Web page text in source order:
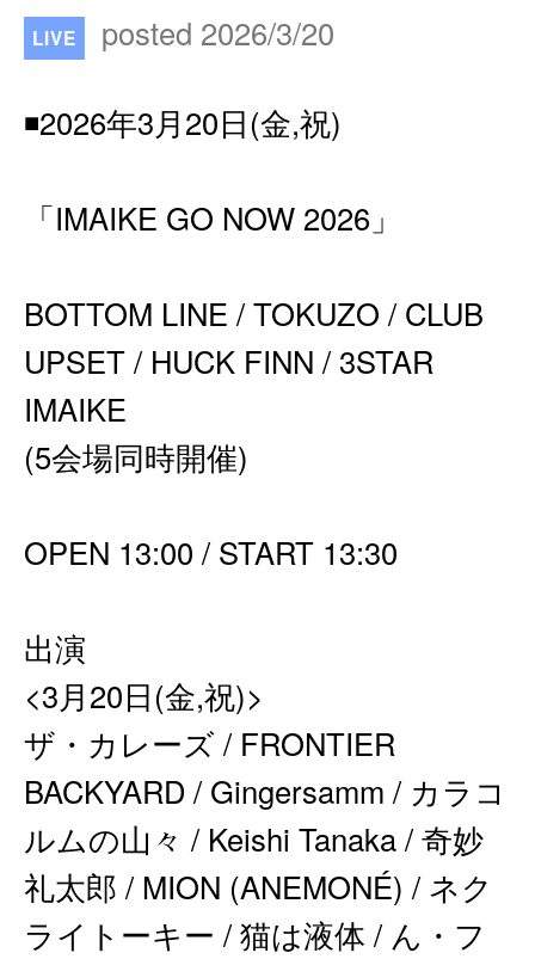
LIVE posted 2026/3/20
◾️2026年3月20日(金,祝)
「IMAIKE GO NOW 2026」
BOTTOM LINE / TOKUZO / CLUB
UPSET / HUCK FINN / 3STAR
IMAIKE
(5会場同時開催)
OPEN 13:00 / START 13:30
出演
<3月20日(金,祝)>
ザ・カレーズ / FRONTIER
BACKYARD / Gingersamm / カラコ
ルムの山々 / Keishi Tanaka / 奇妙
礼太郎 / MION (ANEMONÉ) / ネク
ライトーキー / 猫は液体 / ん・フ